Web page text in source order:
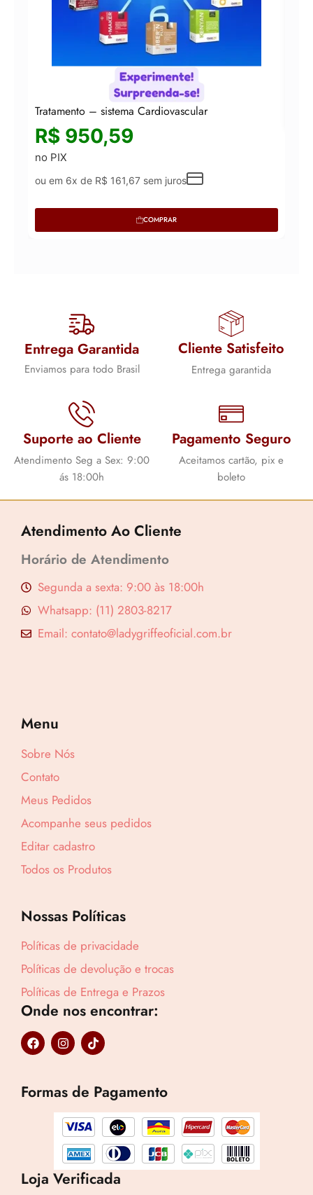
Tratamento – sistema Cardiovascular
R$ 950,59
no PIX
ou em 6x de R$ 161,67 sem juros
COMPRAR
Entrega Garantida
Enviamos para todo Brasil
Cliente Satisfeito
Entrega garantida
Suporte ao Cliente
Atendimento Seg a Sex: 9:00
ás 18:00h
Pagamento Seguro
Aceitamos cartão, pix e
boleto
Atendimento Ao Cliente
Horário de Atendimento
Segunda a sexta: 9:00 às 18:00h
Whatsapp: (11) 2803-8217
Email: contato@ladygriffeoficial.com.br
Menu
Sobre Nós
Contato
Meus Pedidos
Acompanhe seus pedidos
Editar cadastro
Todos os Produtos
Nossas Políticas
Políticas de privacidade
Políticas de devolução e trocas
Políticas de Entrega e Prazos
Onde nos encontrar:
F
a
o
I
n
g
a
m
T
i
o
k
Formas de Pagamento
Loja Verificada